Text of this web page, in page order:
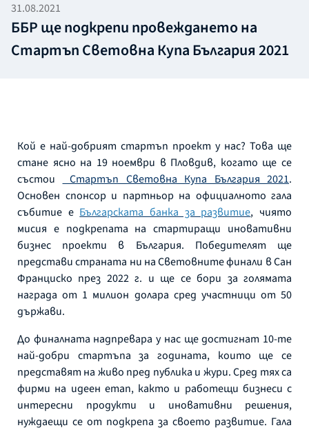
31.08.2021
ББР ще подкрепи провеждането на
Стартъп Световна Купа България 2021
Кой е най-добрият стартъп проект у нас? Това ще
стане ясно на 19 ноември в Пловдив, когато ще се
състои
Стартъп Световна Купа България 2021.
Основен спонсор и партньор на официалното гала
събитие е Българската банка за развитие, чиято
мисия е подкрепата на стартиращи иновативни
бизнес проекти в България. Победителят ще
представи страната ни на Световните финали в Сан
Франциско през 2022 г. и ще се бори за голямата
награда от 1 милион долара сред участници от 50
държави.
До финалната надпревара у нас ще достигнат 10-те
най-добри стартъпа за годината, които ще се
представят на живо пред публика и жури. Сред тях са
фирми на идеен етап, както и работещи бизнеси с
интересни продукти и иновативни решения,
нуждаещи се от подкрепа за своето развитие. Гала